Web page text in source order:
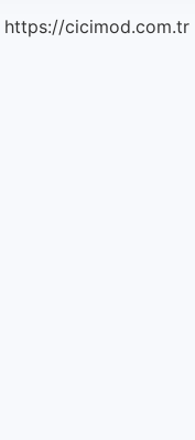
https://cicimod.com.tr